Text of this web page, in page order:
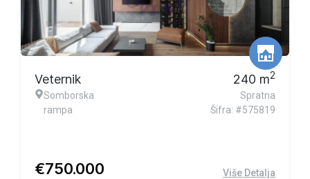
Veternik
Somborska
rampa
240 m2
Spratna
Šifra: #575819
€750.000 Više Detalja